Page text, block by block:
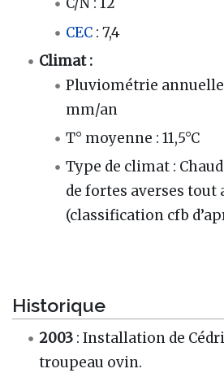
C/N : 12
CEC : 7,4
Climat :
Pluviométrie annuelle
mm/an
T° moyenne : 11,5°C
Type de climat :
de fortes averses tout
(classification cfb
Historique
2003 : Installation de
troupeau ovin.